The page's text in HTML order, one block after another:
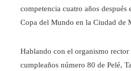
competencia cuatro años
Copa del Mundo en la Ciudad de
Hablando con el organismo
cumpleaños número 80 de Pelé,